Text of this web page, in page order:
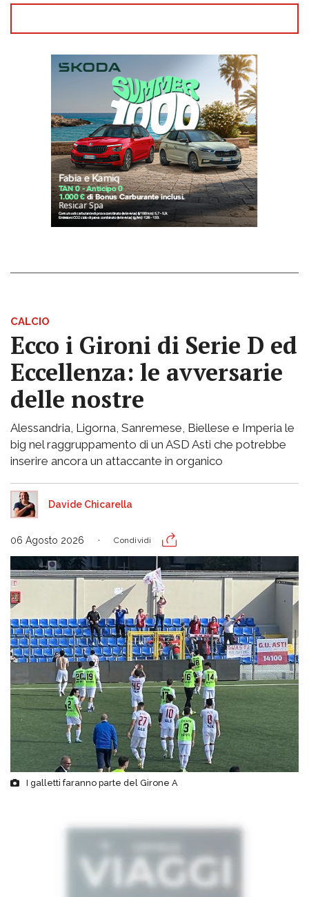
CALCIO
Ecco i Gironi di Serie D ed
Eccellenza: le avversarie
delle nostre
Alessandria, Ligorna, Sanremese, Biellese e Imperia le
big nel raggruppamento di un ASD Asti che potrebbe
inserire ancora un attaccante in organico
Davide Chicarella
06 Agosto 2026 Condividi
I galletti faranno parte del Girone A